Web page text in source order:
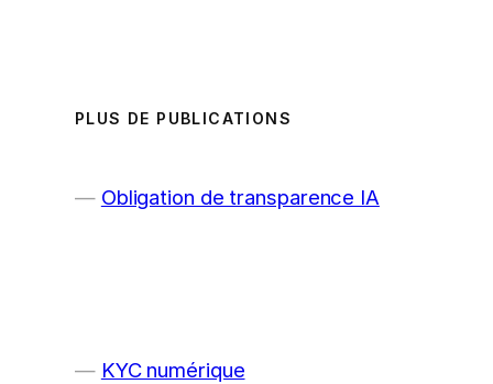
PLUS DE PUBLICATIONS
Obligation de transparence IA
KYC numérique